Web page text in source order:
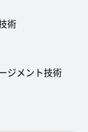
術
ジメント技術